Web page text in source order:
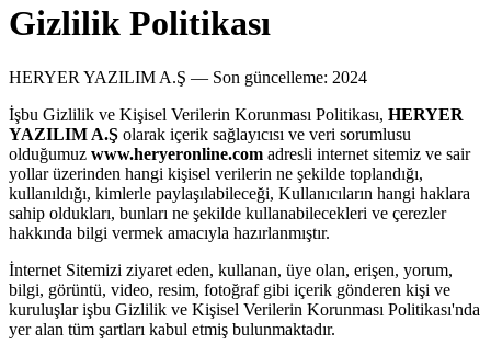
Gizlilik Politikası
HERYER YAZILIM A.Ş — Son güncelleme: 2024
İşbu Gizlilik ve Kişisel Verilerin Korunması Politikası, HERYER
YAZILIM A.Ş olarak içerik sağlayıcısı ve veri sorumlusu
olduğumuz www.heryeronline.com adresli internet sitemiz ve sair
yollar üzerinden hangi kişisel verilerin ne şekilde toplandığı,
kullanıldığı, kimlerle paylaşılabileceği, Kullanıcıların hangi haklara
sahip oldukları, bunları ne şekilde kullanabilecekleri ve çerezler
hakkında bilgi vermek amacıyla hazırlanmıştır.
İnternet Sitemizi ziyaret eden, kullanan, üye olan, erişen, yorum,
bilgi, görüntü, video, resim, fotoğraf gibi içerik gönderen kişi ve
kuruluşlar işbu Gizlilik ve Kişisel Verilerin Korunması Politikası'nda
yer alan tüm şartları kabul etmiş bulunmaktadır.